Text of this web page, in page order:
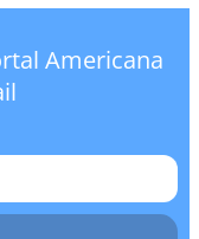
Americana